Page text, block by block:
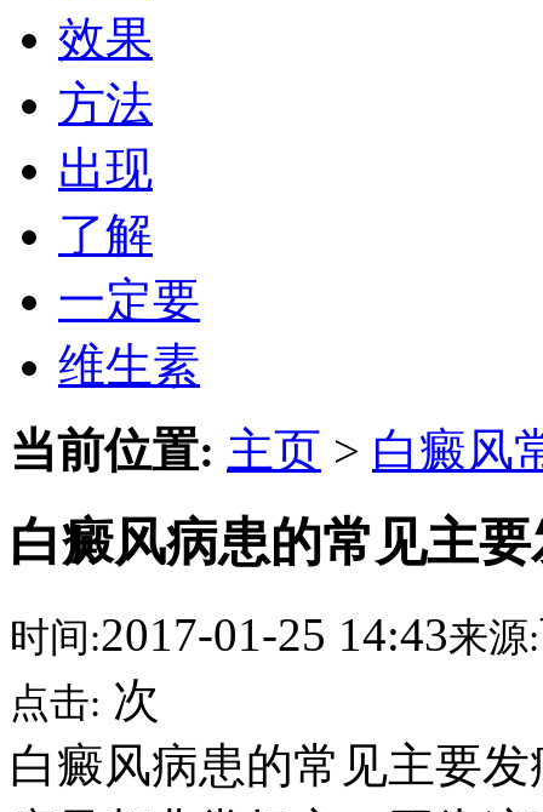
效果
方法
出现
了解
一定要
维生素
当前位置: 主页 > 白癜风
白癜风病患的常见主
时间:2017-01-25 14:43来源:
点击: 次
白癜风病患的常见主要